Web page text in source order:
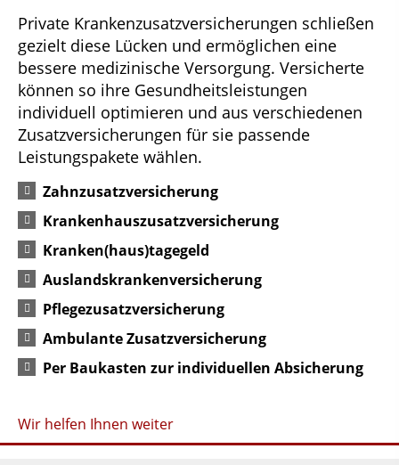
Private Krankenzusatzversicherungen schließen
gezielt diese Lücken und ermöglichen eine
bessere medizinische Versorgung. Versicherte
können so ihre Gesundheitsleistungen
individuell optimieren und aus verschiedenen
Zusatzversicherungen für sie passende
Leistungspakete wählen.
Zahnzusatzversicherung
Krankenhauszusatzversicherung
Kranken(haus)tagegeld
Auslandskrankenversicherung
Pflegezusatzversicherung
Ambulante Zusatzversicherung
Per Baukasten zur individuellen Absicherung
Wir helfen Ihnen weiter